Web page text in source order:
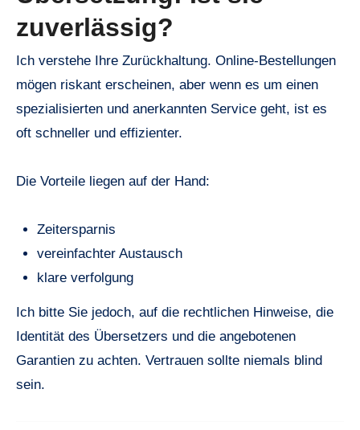
zuverlässig?
Ich verstehe Ihre Zurückhaltung. Online-Bestellungen
mögen riskant erscheinen, aber wenn es um einen
spezialisierten und anerkannten Service geht, ist es
oft schneller und effizienter.
Die Vorteile liegen auf der Hand:
Zeitersparnis
vereinfachter Austausch
klare verfolgung
Ich bitte Sie jedoch, auf die rechtlichen Hinweise, die
Identität des Übersetzers und die angebotenen
Garantien zu achten. Vertrauen sollte niemals blind
sein.